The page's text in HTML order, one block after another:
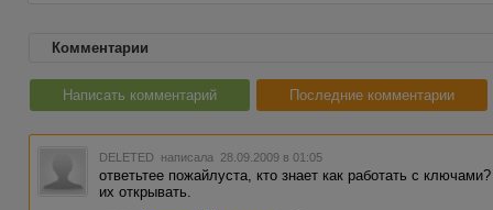
Комментарии
Написать комментарий Последние комментарии
DELETED написала 28.09.2009 в 01:05
ответьтее пожайлуста, кто знает как работать с
их открывать.